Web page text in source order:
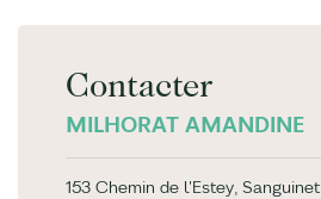
Contacter
MILHORAT AMANDINE
153 Chemin de l'Estey, Sanguinet